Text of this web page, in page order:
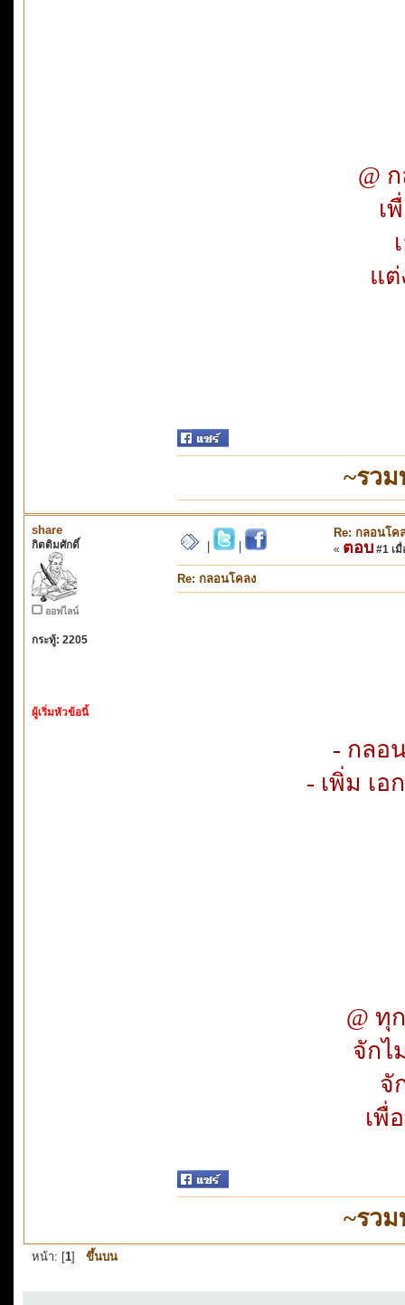
@
เ
แ
~รว
share
กิตติมศักดิ์
ออฟไลน์
กระทู้: 2205
ผู้เริ่มหัวข้อนี้
Re: กลอนโค
« ตอบ #1 เมื่
Re: กลอนโคลง
- กลอ
- เพิ่ม เ
@ ทุ
จักไ
จั
เพื่
~รว
หน้า: [1] ขึ้นบน